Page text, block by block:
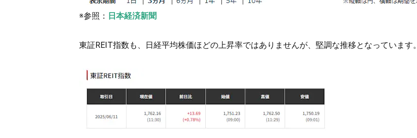
※参照： 日本経済新聞
東証REIT指数も、日経平均株価ほどの上昇率ではありませんが、堅調な推移となっています。